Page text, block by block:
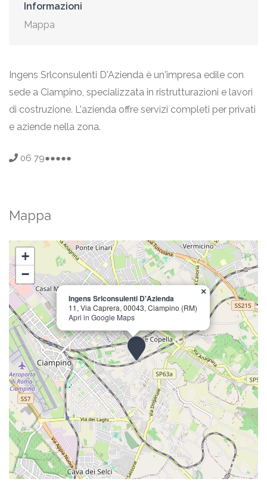
Informazioni
Mappa
Ingens Srlconsulenti D'Azienda è un'impresa edile con
sede a Ciampino, specializzata in ristrutturazioni e lavori
di costruzione. L'azienda offre servizi completi per privati
e aziende nella zona.
06 79●●●●●
Mappa
Ingens Srlconsulenti D'Azienda
11, Via Caprera, 00043, Ciampino (RM)
Apri in Google Maps
×
+
−